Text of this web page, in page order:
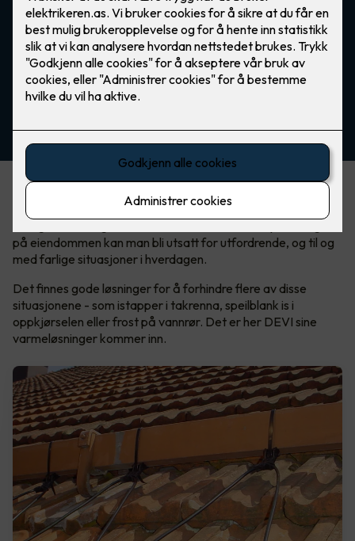
En trygg og mer komfortabel vinter
på eiendommen kan man bli utsatt for utfordrende, og til og
med farlige situasjoner i hverdagen.
Det finnes gode løsninger for å forhindre flere av disse
situasjonene - som istapper i takrenna, speilblank is i
oppkjørselen eller frost på vannrør. Det er her DEVI sine
varmeløsninger kommer inn.